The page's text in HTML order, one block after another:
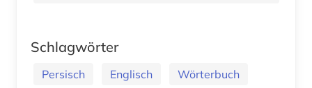
Schlagwörter
Persisch Englisch Wörterbuch